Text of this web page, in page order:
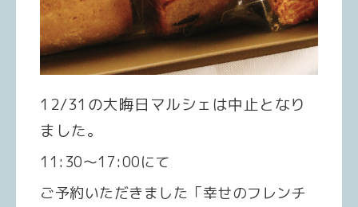
12/31の大晦日マルシェは中止となり
ました。
11:30〜17:00にて
ご予約いただきました「幸せのフレンチ